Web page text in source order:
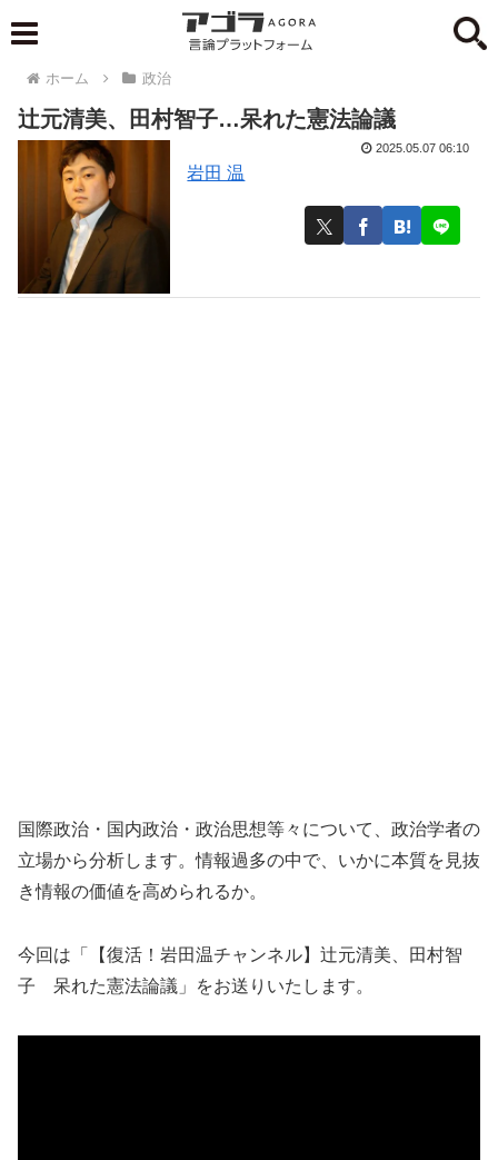
ホーム 政治
辻元清美、田村智子…呆れた憲法論議
岩田 温
2025.05.07 06:10
国際政治・国内政治・政治思想等々について、政治学者の
立場から分析します。情報過多の中で、いかに本質を見抜
き情報の価値を高められるか。
今回は「【復活！岩田温チャンネル】辻元清美、田村智
子 呆れた憲法論議」をお送りいたします。